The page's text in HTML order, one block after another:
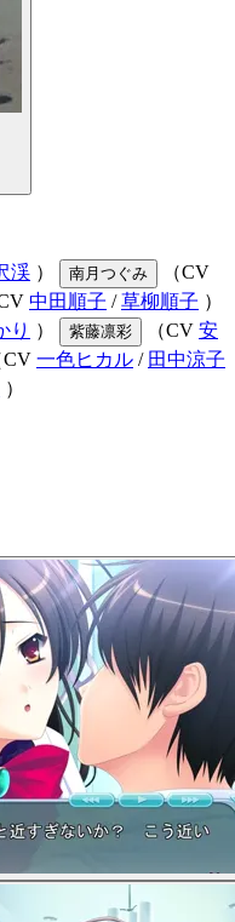
渓 ） 南月つぐみ
（CV
中田順子 /草柳順子 ）
り ） 紫藤凛彩 （CV 安
CV 一色ヒカル / 田中涼子
）